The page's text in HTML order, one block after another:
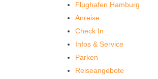
Flughafen Hamburg
Anreise
Check In
Infos & Service
Parken
Reiseangebote